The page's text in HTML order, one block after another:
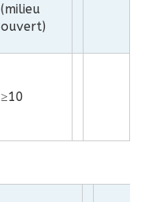
(milieu
ouvert)
≥10